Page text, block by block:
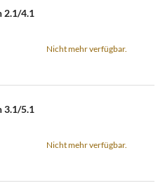
2.1/4.1
Nicht mehr verfügbar.
3.1/5.1
Nicht mehr verfügbar.